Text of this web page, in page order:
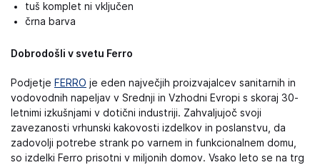
tuš komplet ni vključen
črna barva
Dobrodošli v svetu Ferro
Podjetje FERRO je eden največjih proizvajalcev sanitarnih in
vodovodnih napeljav v Srednji in Vzhodni Evropi s skoraj 30-
letnimi izkušnjami v dotični industriji. Zahvaljujoč svoji
zavezanosti vrhunski kakovosti izdelkov in poslanstvu, da
zadovolji potrebe strank po varnem in funkcionalnem domu,
so izdelki Ferro prisotni v miljonih domov. Vsako leto se na trg